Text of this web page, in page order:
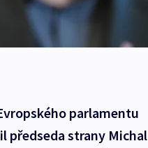
parlamentu
předseda strany Michal